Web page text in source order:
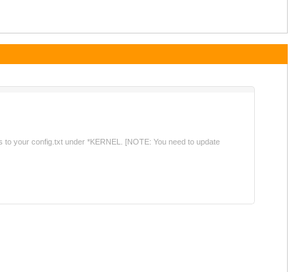
your config.txt under *KERNEL. [NOTE: You need to update